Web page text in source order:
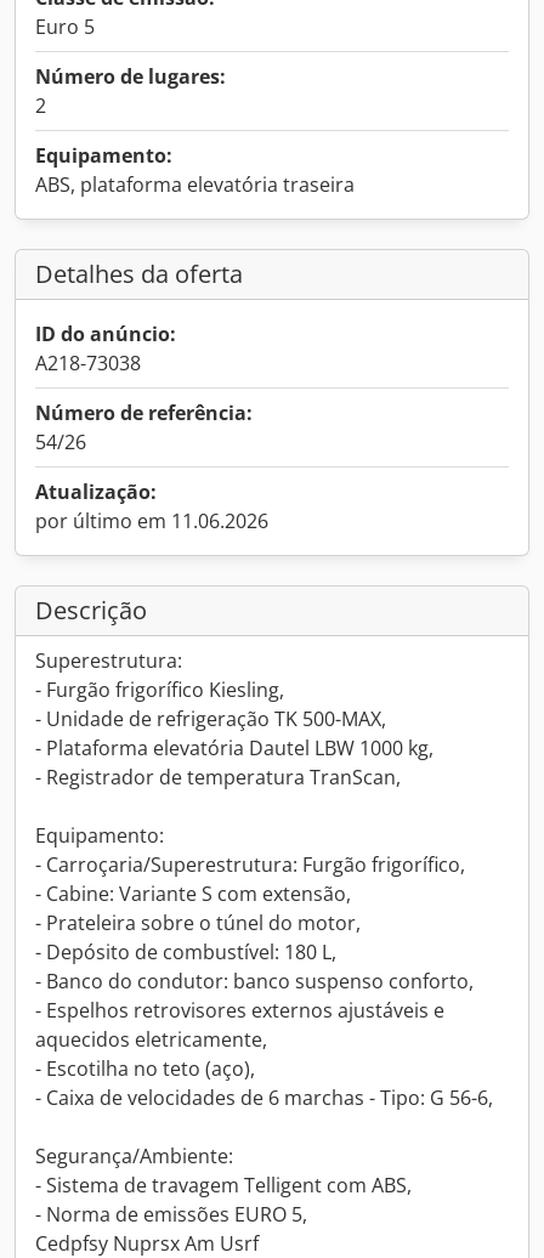
Euro 5
Número de lugares:
2
Equipamento:
ABS, plataforma elevatória traseira
Detalhes da oferta
ID do anúncio:
A218-73038
Número de referência:
54/26
Atualização:
por último em 11.06.2026
Descrição
Superestrutura:
- Furgão frigorífico Kiesling,
- Unidade de refrigeração TK 500-MAX,
- Plataforma elevatória Dautel LBW 1000 kg,
- Registrador de temperatura TranScan,
Equipamento:
- Carroçaria/Superestrutura: Furgão frigorífico,
- Cabine: Variante S com extensão,
- Prateleira sobre o túnel do motor,
- Depósito de combustível: 180 L,
- Banco do condutor: banco suspenso conforto,
- Espelhos retrovisores externos ajustáveis e
aquecidos eletricamente,
- Escotilha no teto (aço),
- Caixa de velocidades de 6 marchas - Tipo: G 56-6,
Segurança/Ambiente:
- Sistema de travagem Telligent com ABS,
- Norma de emissões EURO 5,
Cedpfsy Nuprsx Am Usrf